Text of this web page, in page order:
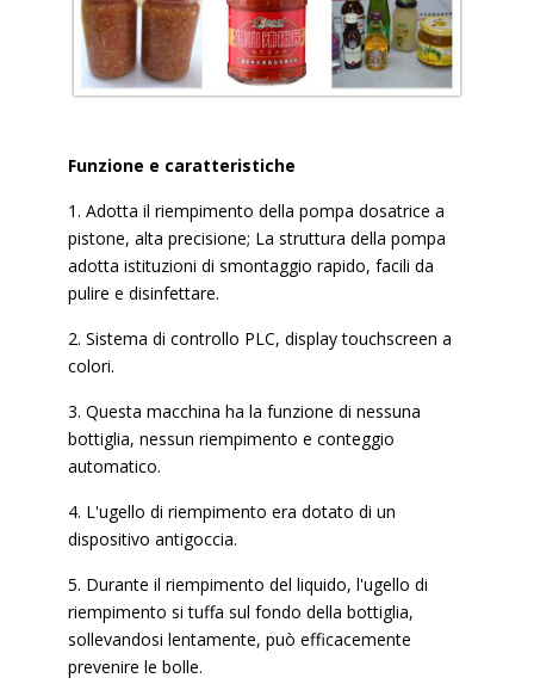
Funzione e caratteristiche
1. Adotta il riempimento della pompa dosatrice a
pistone, alta precisione; La struttura della pompa
adotta istituzioni di smontaggio rapido, facili da
pulire e disinfettare.
2. Sistema di controllo PLC, display touchscreen a
colori.
3. Questa macchina ha la funzione di nessuna
bottiglia, nessun riempimento e conteggio
automatico.
4. L'ugello di riempimento era dotato di un
dispositivo antigoccia.
5. Durante il riempimento del liquido, l'ugello di
riempimento si tuffa sul fondo della bottiglia,
sollevandosi lentamente, può efficacemente
prevenire le bolle.